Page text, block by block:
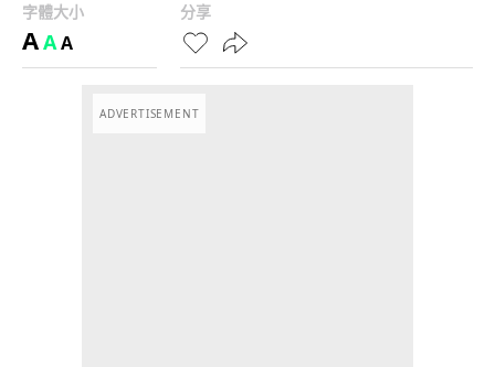
字體大小
AAA
分享
ADVERTISEMENT